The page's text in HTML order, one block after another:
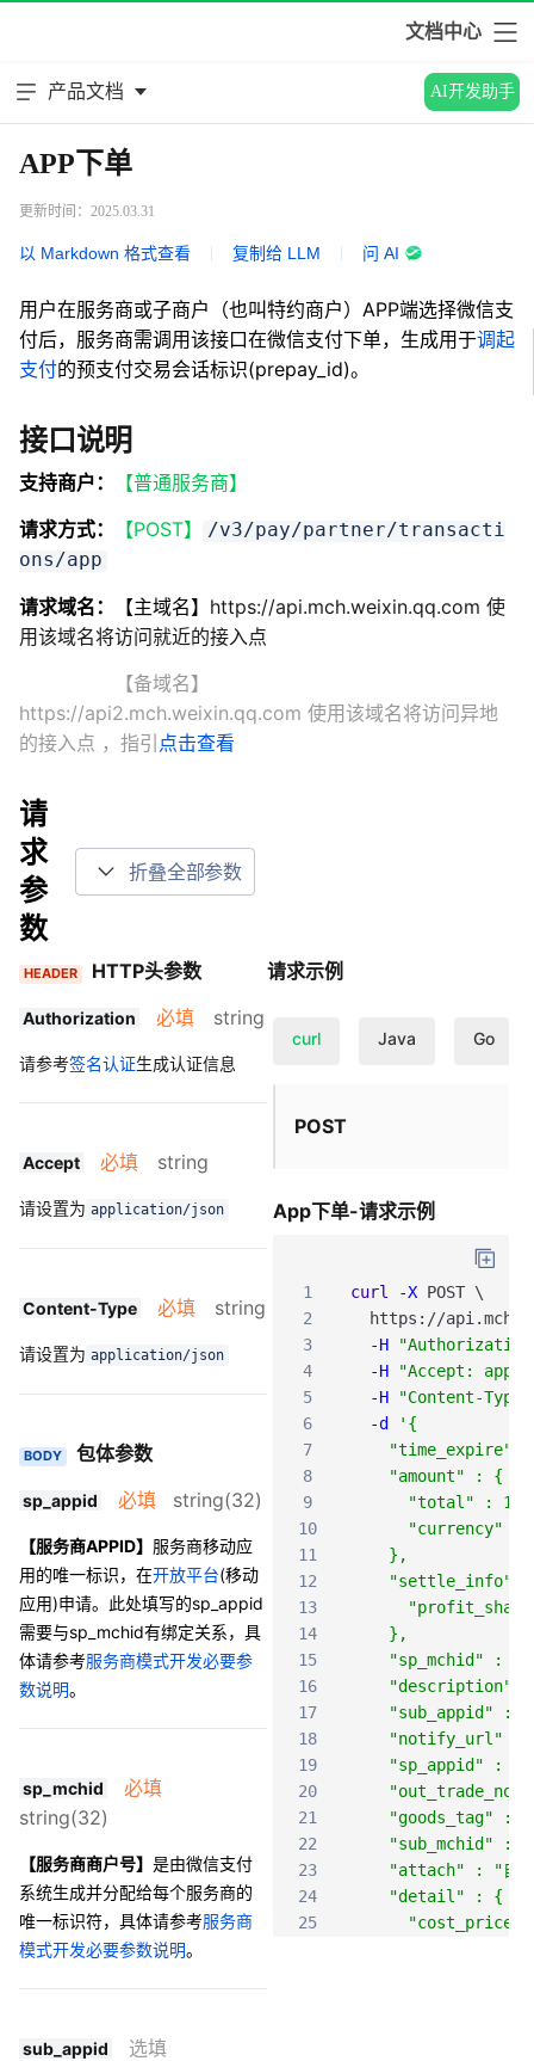
文档中心
产品文档 AI开发助手
APP下单
更新时间：2025.03.31
以 Markdown 格式查看 复制给 LLM 问 AI
用户在服务商或子商户（也叫特约商户）APP端选择微信支
付后，服务商需调用该接口在微信支付下单，生成用于调起
支付的预支付交易会话标识(prepay_id)。
接口说明
支持商户：
【普通服务商】
请求方式：
【POST】
/v3/pay/partner/transacti
ons/app
请求域名： 【主域名】 https://api.mch.weixin.qq.com 使
用该域名将访问就近的接入点
【备域名】
https://api2.mch.weixin.qq.com 使用该域名将访问异地
的接入点 ，指引 点击查看
请
求
参
数
折叠全部参数
HEADER HTTP头参数
Authorization 必填 string
请参考签名认证生成认证信息
Accept 必填 string
请设置为 application/json
Content-Type 必填 string
请设置为 application/json
BODY 包体参数
sp_appid 必填 string(32)
【服务商APPID】 服务商移动应
用的唯一标识，在开放平台(移动
应用)申请。此处填写的sp_appid
需要与sp_mchid有绑定关系，具
体请参考服务商模式开发必要参
数说明。
sp_mchid
必填
string(32)
【服务商商户号】 是由微信支付
系统生成并分配给每个服务商的
唯一标识符，具体请参考服务商
模式开发必要参数说明。
sub_appid
选填
请求示例
curl Java Go
POST
App下单-请求示例
1 curl -X POST \
2
https : //api .mch
3
-H
"Authorization:
4
-H
"Accept:
5
-H
"Content-
6
-d
'{
7
"time_expire"
8
    "amount" : {
9
"total" :
10
"currency" :
11
    },
12
"settle_info"
13
14
    },
15
"sp_mchid" :
16
"description" :
17
"sub_appid" :
18
"notify_url" :
19
"sp_appid" :
20
"out_trade_no"
21
"goods_tag" :
22
"sub_mchid" :
23
"attach" : "自
24
    "detail" : {
25
"cost_price"